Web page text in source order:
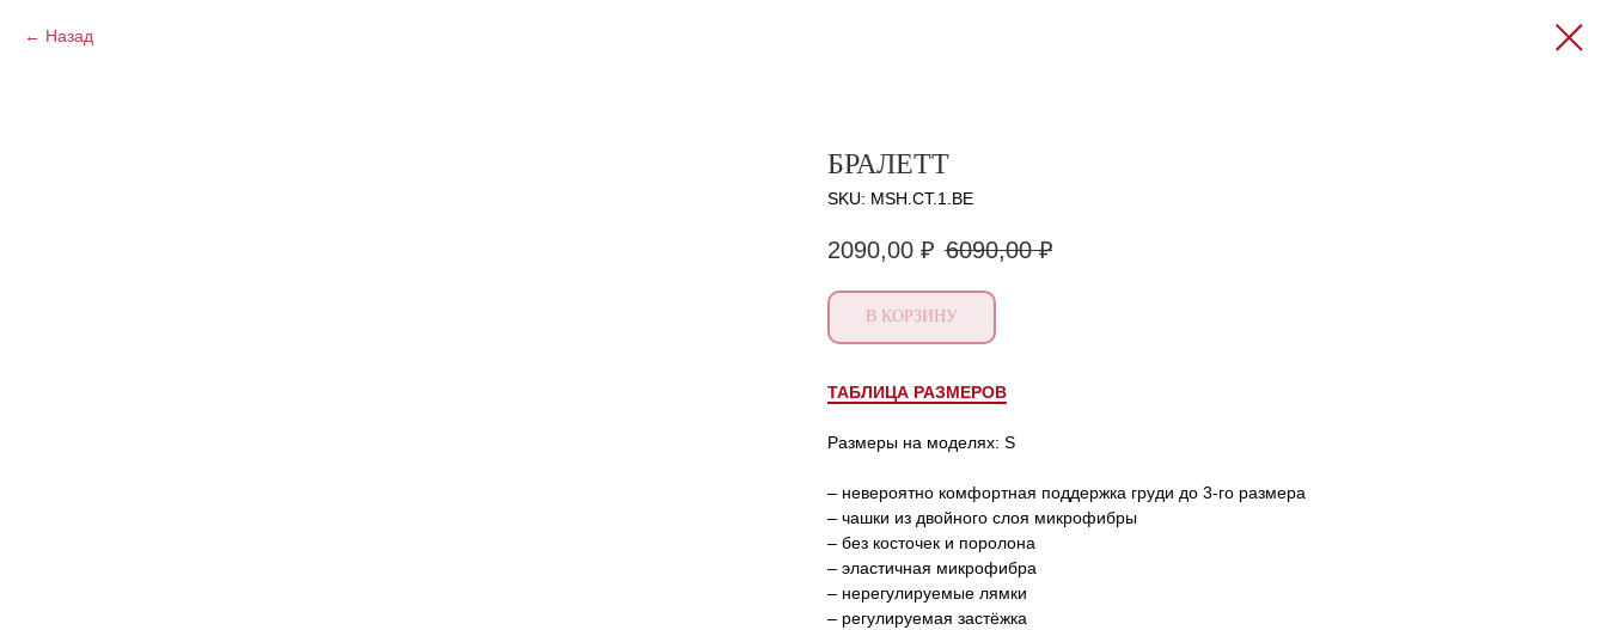
Назад
БРАЛЕТТ
SKU: MSH.CT.1.BE
2090,00 ₽ 6090,00 ₽
В КОРЗИНУ
ТАБЛИЦА РАЗМЕРОВ
Размеры на моделях: S
– невероятно комфортная поддержка груди до 3-го размера
– чашки из двойного слоя микрофибры
– без косточек и поролона
– эластичная микрофибра
– нерегулируемые лямки
– регулируемая застёжка